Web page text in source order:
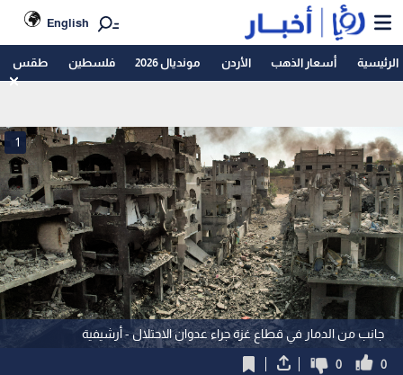
English
الرئيسية أسعار الذهب الأردن مونديال 2026 فلسطين طقس
جانب من الدمار في قطاع غزة جراء عدوان الاحتلال - أرشيفية
1
0
0